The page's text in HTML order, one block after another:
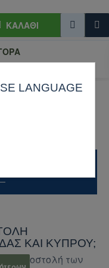
ΚΑΛΆΘΙ
ΚΑΙ ΚΎΠΡΟΥ;
αποστολή των
LANGUAGE